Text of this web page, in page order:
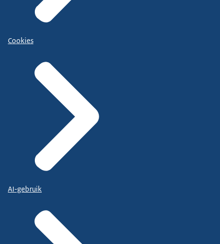
Cookies
AI-gebruik